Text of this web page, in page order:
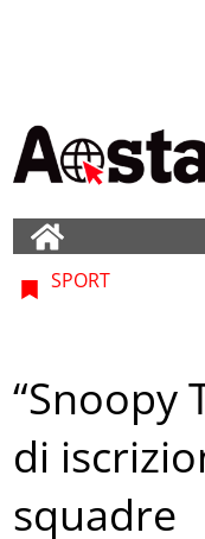
SPORT
“Snoopy
di
squadre